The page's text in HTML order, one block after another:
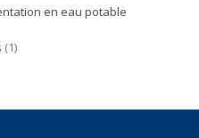
en eau potable
(1)